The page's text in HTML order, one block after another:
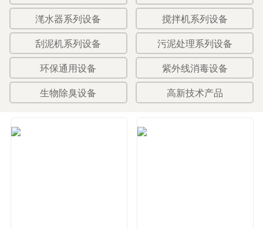
滗水器系列设备 搅拌机系列设备
刮泥机系列设备 污泥处理系列设备
环保通用设备 紫外线消毒设备
生物除臭设备 高新技术产品